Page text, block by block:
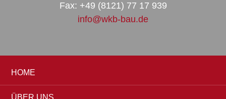
Fax: +49 (8121) 77 17 939
info@wkb-bau.de
HOME
ÜBER UNS